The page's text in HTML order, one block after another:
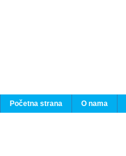
Početna strana O nama